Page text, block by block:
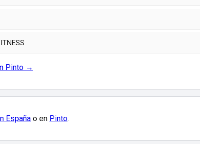
Pinto →
España o en Pinto.